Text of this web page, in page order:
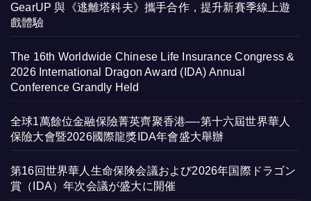
GearUP 與《逃離塔科夫》攜手合作，提升新賽季線上遊
戲體驗
The 16th Worldwide Chinese Life Insurance Congress &
2026 International Dragon Award (IDA) Annual
Conference Grandly Held
全球1萬餘位金融保險菁英齊聚香港—-第十六屆世界華人
保險大會暨2026國際龍獎IDA年會盛大舉辦
第16回世界華人生命保険会議および2026年国際ドラゴン
賞（IDA）年次会議が盛大に開催